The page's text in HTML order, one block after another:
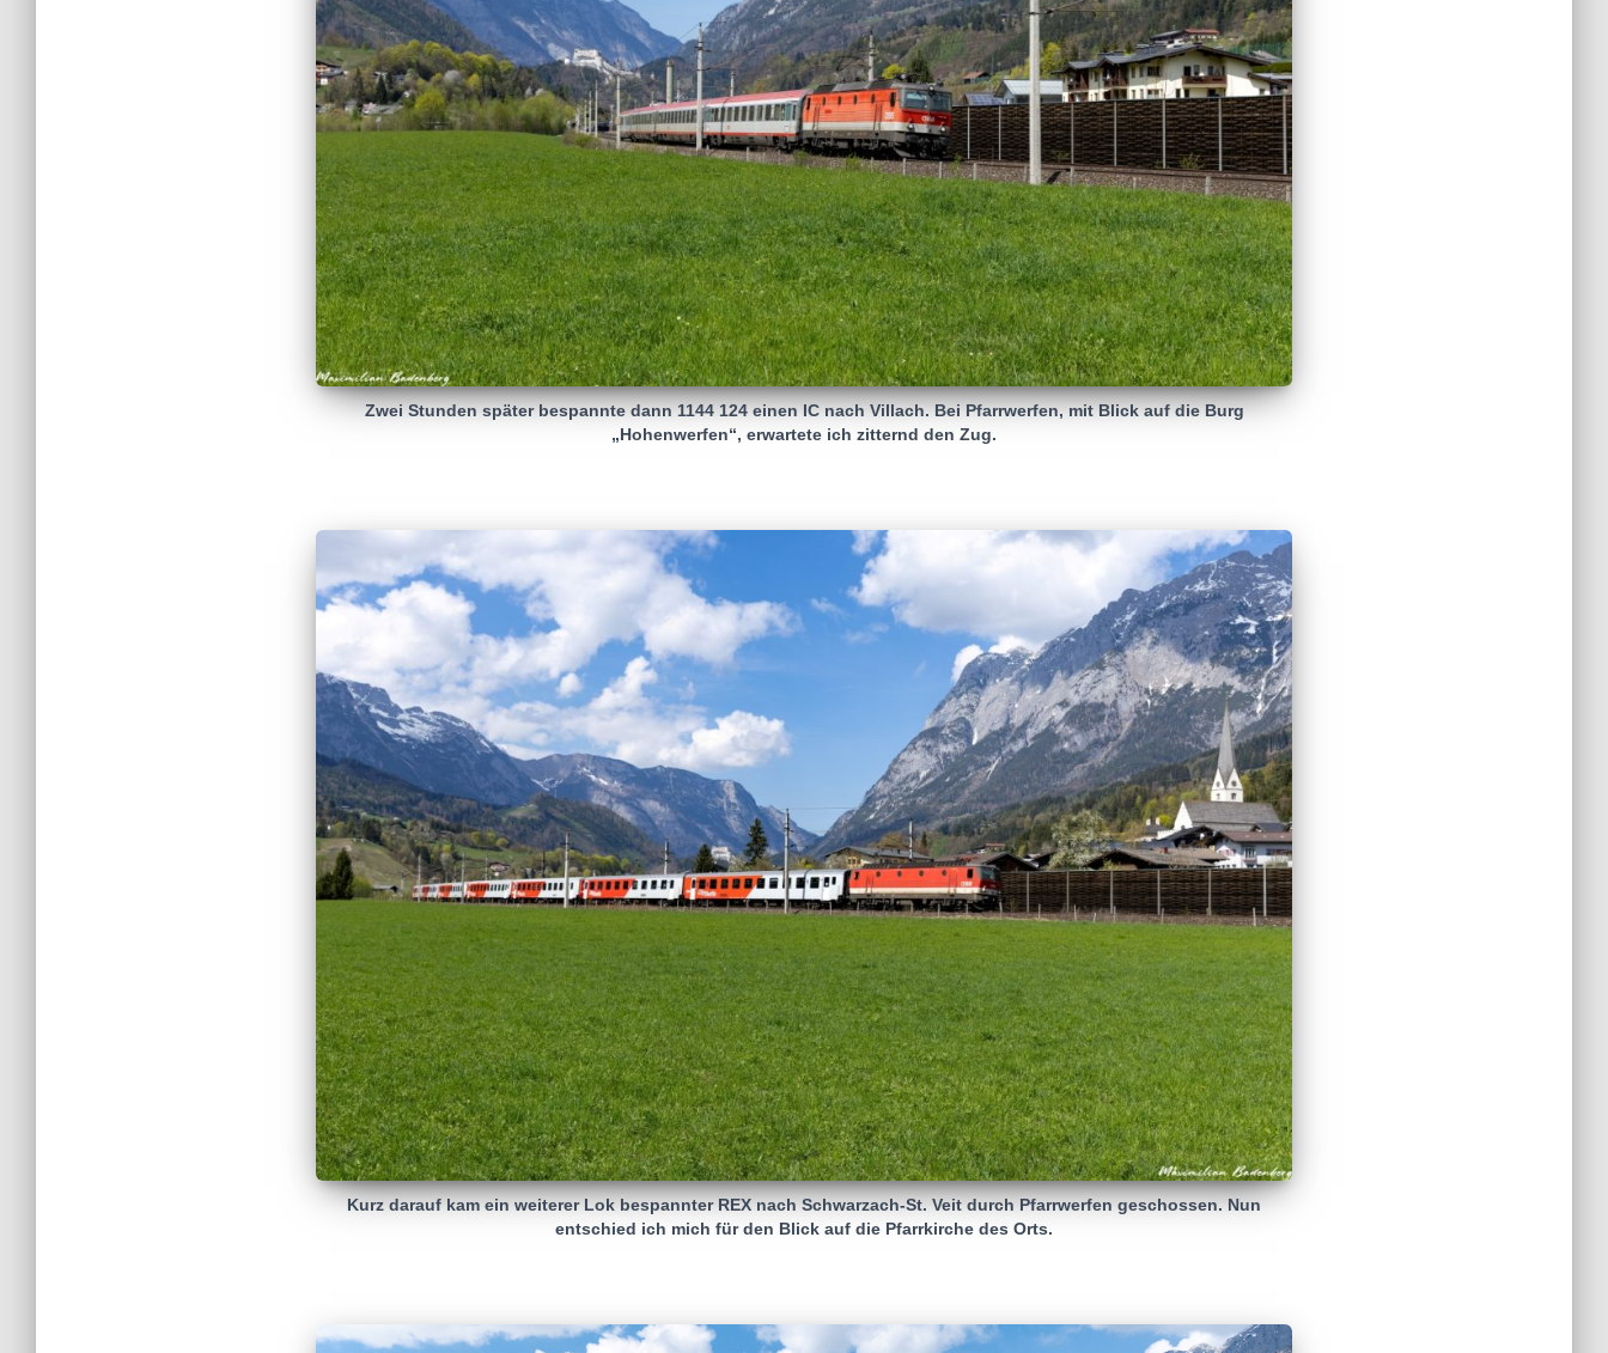
Zwei Stunden später bespannte dann 1144 124 einen IC nach Villach. Bei Pfarrwerfen, mit Blick auf die Burg
„Hohenwerfen“, erwartete ich zitternd den Zug.
Kurz darauf kam ein weiterer Lok bespannter REX nach Schwarzach-St. Veit durch Pfarrwerfen geschossen. Nun
entschied ich mich für den Blick auf die Pfarrkirche des Orts.